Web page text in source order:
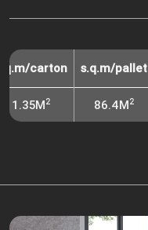
s.q.m/pallet
carton
86.4M2
1.35M2